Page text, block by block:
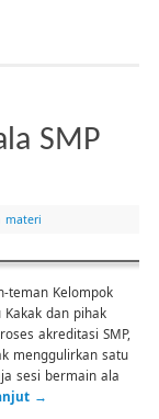
SMP
materi
teman Kelompok
dan pihak
akreditasi SMP,
menggulirkan satu
sesi bermain ala
→